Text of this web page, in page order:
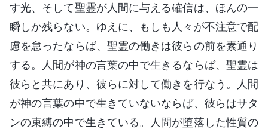
す光、そして聖霊が人間に与える確信は、ほんの一
瞬しか残らない。ゆえに、もしも人々が不注意で配
慮を怠ったならば、聖霊の働きは彼らの前を素通り
する。人間が神の言葉の中で生きるならば、聖霊は
彼らと共にあり、彼らに対して働きを行なう。人間
が神の言葉の中で生きていないならば、彼らはサタ
ンの束縛の中で生きている。人間が堕落した性質の